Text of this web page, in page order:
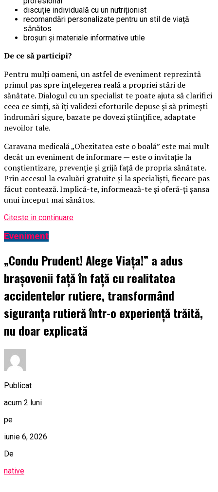
discuție individuală cu un nutriționist
recomandări personalizate pentru un stil de viață
sănătos
broșuri și materiale informative utile
De ce să participi?
Pentru mulți oameni, un astfel de eveniment reprezintă
primul pas spre înțelegerea reală a propriei stări de
sănătate. Dialogul cu un specialist te poate ajuta să clarifici
ceea ce simți, să îți validezi eforturile depuse și să primești
îndrumări sigure, bazate pe dovezi științifice, adaptate
nevoilor tale.
Caravana medicală „Obezitatea este o boală” este mai mult
decât un eveniment de informare — este o invitație la
conștientizare, prevenție și grijă față de propria sănătate.
Prin accesul la evaluări gratuite și la specialiști, fiecare pas
făcut contează. Implică-te, informează-te și oferă-ți șansa
unui început mai sănătos.
Citeste in continuare
Eveniment
„Condu Prudent! Alege Viața!” a adus
brașovenii față în față cu realitatea
accidentelor rutiere, transformând
siguranța rutieră într-o experiență trăită,
nu doar explicată
Publicat
acum 2 luni
pe
iunie 6, 2026
De
native